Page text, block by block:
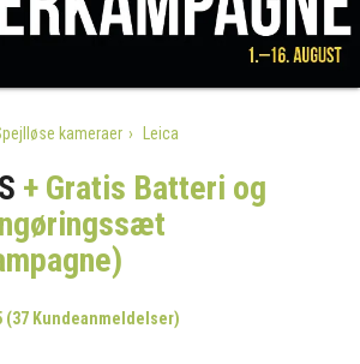
kameraer Leica
+ Gratis Batteri og
(37 Kundeanmeldelser)